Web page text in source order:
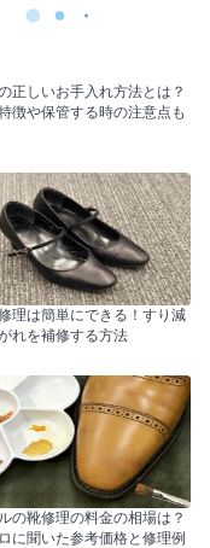
正しいお手入れ方法とは？
徴や保管する時の注意点も
理は簡単にできる！すり減
れを補修する方法
の靴修理の料金の相場は？
に聞いた参考価格と修理例